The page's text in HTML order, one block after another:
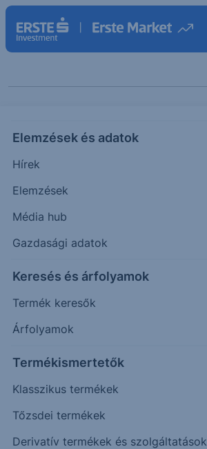
Elemzések és adatok
Hírek
Elemzések
Média hub
Gazdasági adatok
Keresés és árfolyamok
Termék keresők
Árfolyamok
Termékismertetők
Klasszikus termékek
Tőzsdei termékek
Derivatív termékek és szolgáltatások
Témák szerint
Keresés
2204 találat cikkeink között